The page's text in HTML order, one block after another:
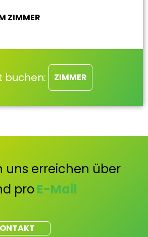
ZIMMER
buchen: ZIMMER
uns erreichen über
proE-Mail